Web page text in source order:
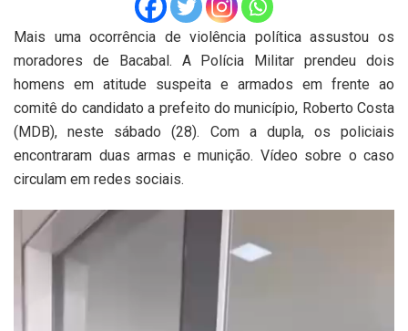
Mais uma ocorrência de violência política assustou os
moradores de Bacabal. A Polícia Militar prendeu dois
homens em atitude suspeita e armados em frente ao
comitê do candidato a prefeito do município, Roberto Costa
(MDB), neste sábado (28). Com a dupla, os policiais
encontraram duas armas e munição. Vídeo sobre o caso
circulam em redes sociais.
Tocador
de